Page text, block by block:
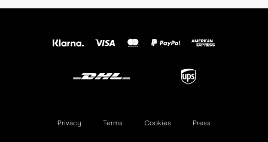
Privacy Terms Cookies Press